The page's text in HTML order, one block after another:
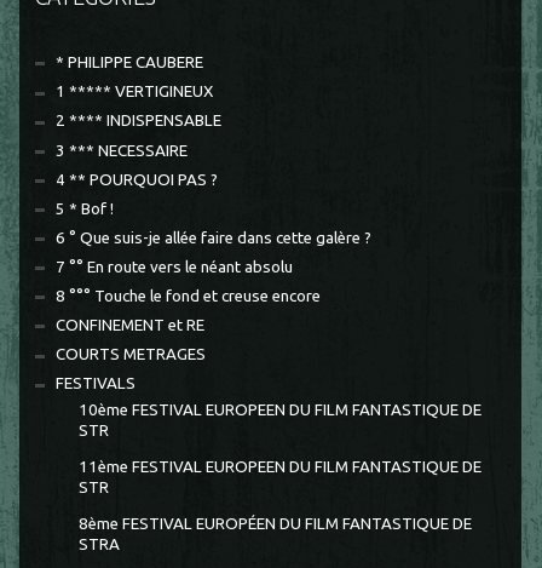
* PHILIPPE CAUBERE
1 ***** VERTIGINEUX
2 **** INDISPENSABLE
3 *** NECESSAIRE
4 ** POURQUOI PAS ?
5 * Bof !
6 ° Que suis-je allée faire dans cette galère ?
7 °° En route vers le néant absolu
8 °°° Touche le fond et creuse encore
CONFINEMENT et RE
COURTS METRAGES
FESTIVALS
10ème FESTIVAL EUROPEEN DU FILM FANTASTIQUE DE
STR
11ème FESTIVAL EUROPEEN DU FILM FANTASTIQUE DE
STR
8ème FESTIVAL EUROPÉEN DU FILM FANTASTIQUE DE
STRA